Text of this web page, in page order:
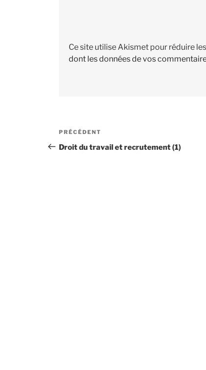
Ce site utilise Akismet pour réduire
dont les données de vos
Navigation
de
Article
précédent
PRÉCÉDENT
Droit du travail et recrutement (1)